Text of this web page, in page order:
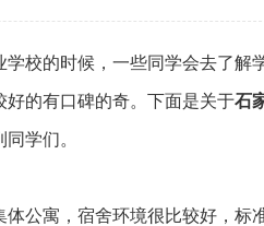
的时候，一些同学会去了解
好的有口碑的奇。下面是关于石
学们。
寓，宿舍环境很比较好，标